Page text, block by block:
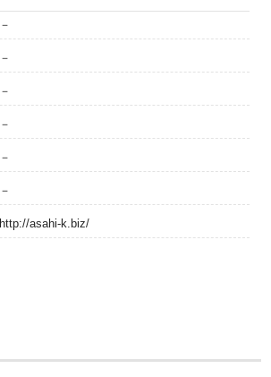
－
－
－
－
－
－
http://asahi-k.biz/